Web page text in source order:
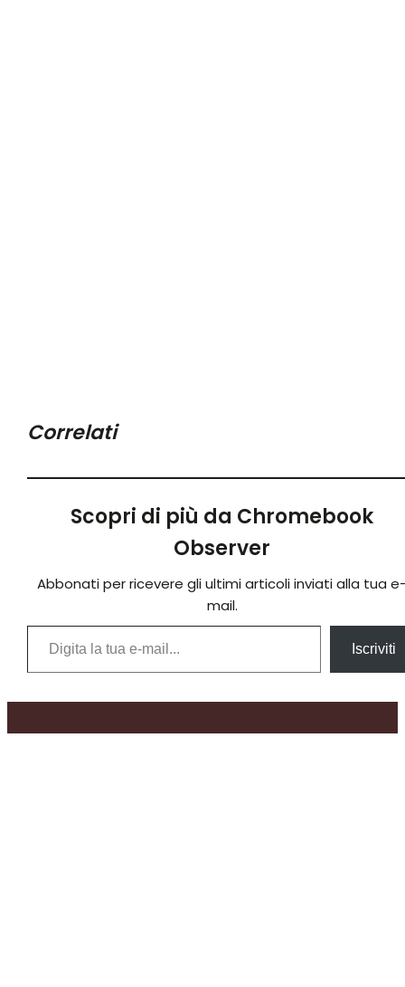
Correlati
Scopri di più da Chromebook
Observer
Abbonati per ricevere gli ultimi articoli inviati alla tua
mail.
Digita la tua e-mail...
Iscriviti